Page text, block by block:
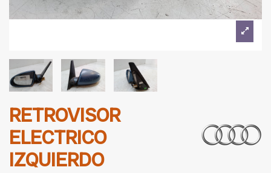
RETROVISOR
ELECTRICO
IZQUIERDO